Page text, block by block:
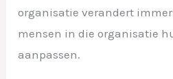
organisatie verandert
mensen in die organisatie
aanpassen.